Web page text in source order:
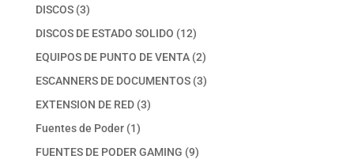
DISCOS 33
productos
DISCOS DE ESTADO SOLIDO 1212
productos
EQUIPOS DE PUNTO DE VENTA 22
productos
ESCANNERS DE DOCUMENTOS 33
EXTENSION DE RED 33
Fuentes de Poder 11
producto
FUENTES DE PODER GAMING 99